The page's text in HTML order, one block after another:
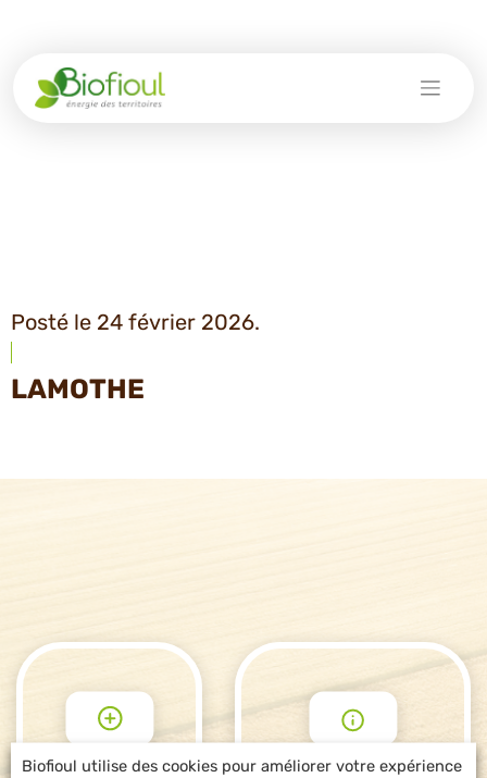
Posté le 24 février 2026.
LAMOTHE
Biofioul utilise des cookies pour améliorer votre expérience